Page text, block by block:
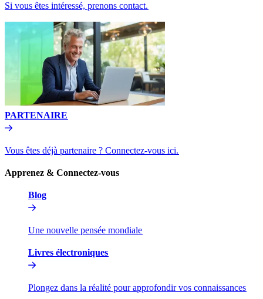
Si vous êtes intéressé, prenons contact.​​
PARTENAIRE​​
Vous êtes déjà partenaire ? Connectez-vous ici.​​
Apprenez & Connectez-vous​​
Blog​​
Une nouvelle pensée mondiale​​
Livres électroniques​​
Plongez dans la réalité pour approfondir vos connaissances​​